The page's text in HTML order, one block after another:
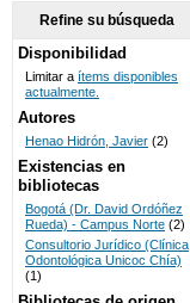
DE
BIBLIOTECAS
UNICOC
Refine su búsqueda
Disponibilidad
Limitar a ítems disponibles
actualmente.
Autores
Henao Hidrón, Javier (2)
Existencias en
bibliotecas
Bogotá (Dr. David Ordóñez
Rueda) - Campus Norte (2)
Consultorio Jurídico (Clínica
Odontológica Unicoc Chía)
(1)